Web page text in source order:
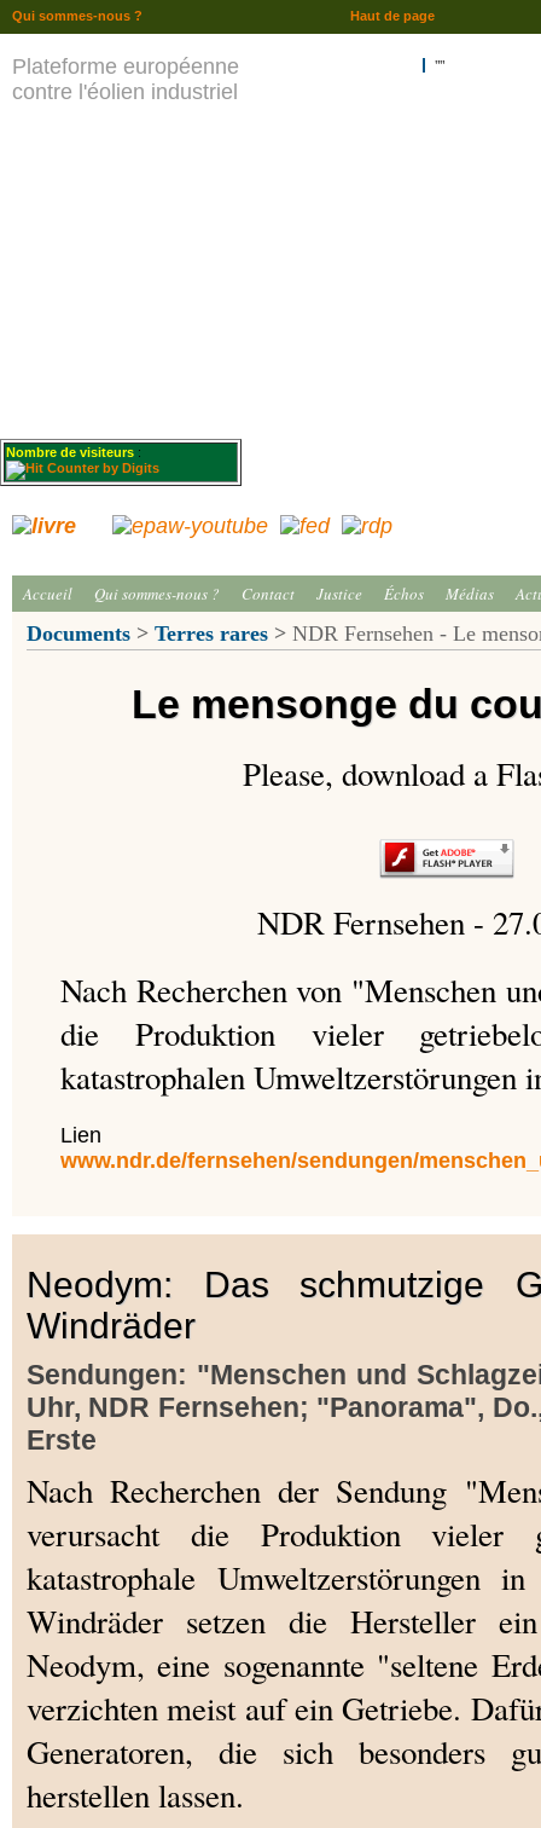
Plateforme européenne
contre l'éolien industriel
""
Nombre de visiteurs :
Accueil Qui sommes-nous ? Contact Justice Échos Médias
Documents > Terres rares > NDR Fernsehen - Le
Le mensonge du
Please, download a
NDR Fernsehen -
Nach Recherchen von "Menschen
die Produktion vieler
katastrophalen Umweltzerstörungen
www.ndr.de/fernsehen/sendungen/
Neodym: Das schmutzige
Windräder
Sendungen: "Menschen und
Uhr, NDR Fernsehen; "Panorama",
Erste
Nach Recherchen der Sendung
verursacht die Produktion vieler
katastrophale Umweltzerstörungen
Windräder setzen die Hersteller
Neodym, eine sogenannte "seltene
verzichten meist auf ein Getriebe.
Generatoren, die sich besonders
herstellen lassen.
Haut de page
Qui sommes-nous ?